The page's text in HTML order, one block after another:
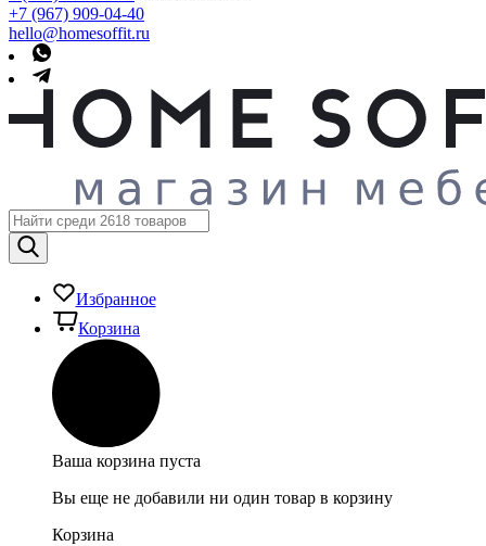
+7 (967) 909-04-40
hello@homesoffit.ru
Избранное
Корзина
Ваша корзина пуста
Вы еще не добавили ни один товар в корзину
Корзина